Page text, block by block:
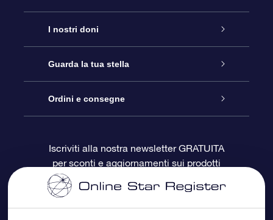
Assistenza
Contattaci
Blog
OSR Recensioni
I nostri doni
Online Star Gift
Pacchetto regalo OSR
Gift Card OSR
Doni aziendali
Guarda la tua stella
Registro stellare
Star Page personalizzata
One Million Stars
Ordini e consegne
Informazioni di Pagamento
Informazioni di Spedizione
Iscriviti alla nostra newsletter GRATUITA
per sconti e aggiornamenti sui prodotti